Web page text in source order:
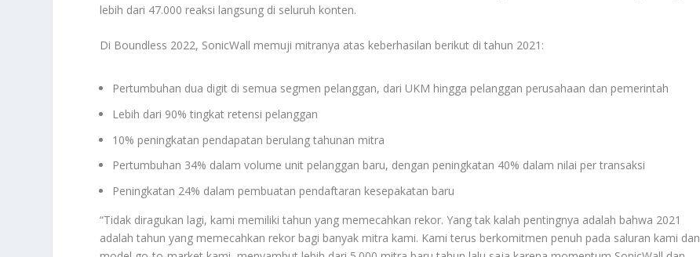
lebih dari 47.000 reaksi langsung di seluruh konten.
Di Boundless 2022, SonicWall memuji mitranya atas keberhasilan berikut di tahun 2021:
Pertumbuhan dua digit di semua segmen pelanggan, dari UKM hingga pelanggan perusahaan dan pemerintah
Lebih dari 90% tingkat retensi pelanggan
10% peningkatan pendapatan berulang tahunan mitra
Pertumbuhan 34% dalam volume unit pelanggan baru, dengan peningkatan 40% dalam nilai per transaksi
Peningkatan 24% dalam pembuatan pendaftaran kesepakatan baru
“Tidak diragukan lagi, kami memiliki tahun yang memecahkan rekor. Yang tak kalah pentingnya adalah bahwa 2021
adalah tahun yang memecahkan rekor bagi banyak mitra kami. Kami terus berkomitmen penuh pada saluran kami dan